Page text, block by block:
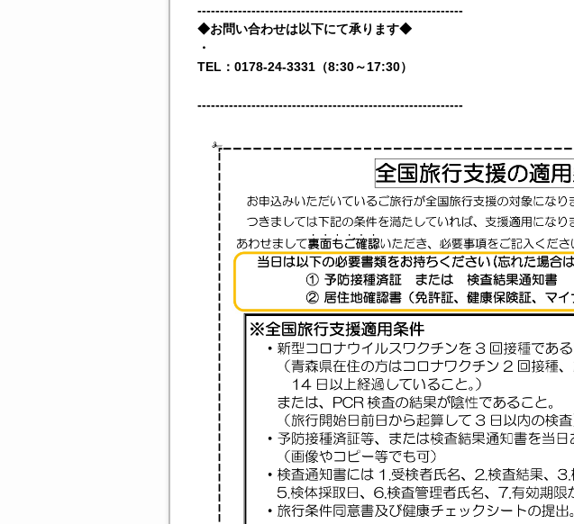
-----------------------------------------------------------
◆お問い合わせは以下にて承ります◆
・
TEL：0178-24-3331（8:30～17:30）
-----------------------------------------------------------